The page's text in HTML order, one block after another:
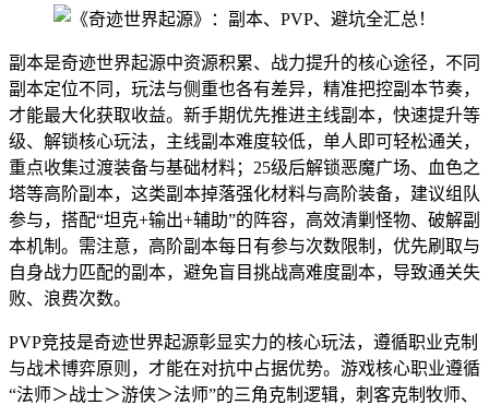
副本是奇迹世界起源中资源积累、战力提升的核心途径，不同
副本定位不同，玩法与侧重也各有差异，精准把控副本节奏，
才能最大化获取收益。新手期优先推进主线副本，快速提升等
级、解锁核心玩法，主线副本难度较低，单人即可轻松通关，
重点收集过渡装备与基础材料；25级后解锁恶魔广场、血色之
塔等高阶副本，这类副本掉落强化材料与高阶装备，建议组队
参与，搭配“坦克+输出+辅助”的阵容，高效清剿怪物、破解副
本机制。需注意，高阶副本每日有参与次数限制，优先刷取与
自身战力匹配的副本，避免盲目挑战高难度副本，导致通关失
败、浪费次数。
PVP竞技是奇迹世界起源彰显实力的核心玩法，遵循职业克制
与战术博弈原则，才能在对抗中占据优势。游戏核心职业遵循
“法师＞战士＞游侠＞法师”的三角克制逻辑，刺客克制牧师、